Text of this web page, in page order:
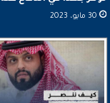
30 مايو، 2023